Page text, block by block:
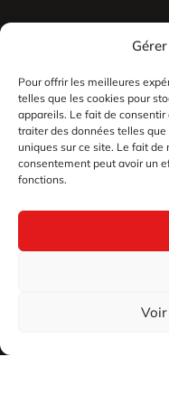
Pour offrir les meilleures
telles que les cookies pour
appareils. Le fait de
traiter des données telles
uniques sur ce site. Le fait
consentement peut avoir un
fonctions.
Voir